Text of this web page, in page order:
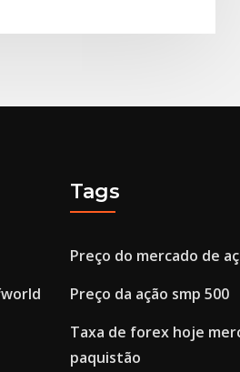
Tags
Preço do mercado de
Preço da ação smp 500
Taxa de forex hoje
paquistão